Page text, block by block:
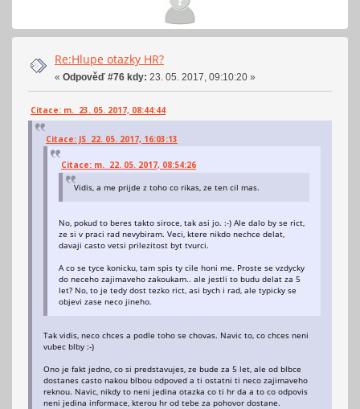
Re:Hlupe otazky HR?
« Odpověď #76 kdy: 23. 05. 2017, 09:10:20 »
Citace: m. 23. 05. 2017, 08:44:44
Citace: JS 22. 05. 2017, 16:03:13
Citace: m. 22. 05. 2017, 08:54:26
Vidis, a me prijde z toho co rikas, ze ten cil mas.
No, pokud to beres takto siroce, tak asi jo. :-) Ale dalo by se rict,
ze si v praci rad nevybiram. Veci, ktere nikdo nechce delat,
davaji casto vetsi prilezitost byt tvurci.
A co se tyce konicku, tam spis ty cile honi me. Proste se vzdycky
do neceho zajimaveho zakoukam.. ale jestli to budu delat za 5
let? No, to je tedy dost tezko rict, asi bych i rad, ale typicky se
objevi zase neco jineho.
Tak vidis, neco chces a podle toho se chovas. Navic to, co chces neni
vubec blby :-)
Ono je fakt jedno, co si predstavujes, ze bude za 5 let, ale od blbce
dostanes casto nakou blbou odpoved a ti ostatni ti neco zajimaveho
reknou. Navic, nikdy to neni jedina otazka co ti hr da a to co odpovis
neni jedina informace, kterou hr od tebe za pohovor dostane.